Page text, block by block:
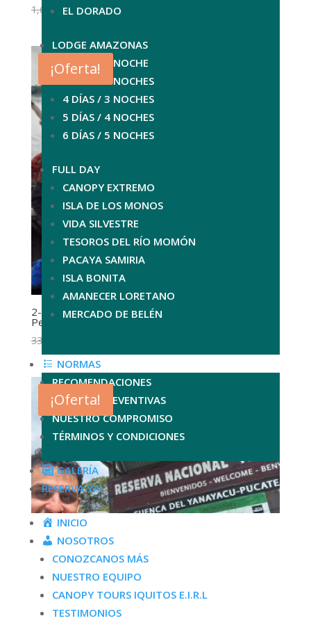
EL DORADO
LODGE AMAZONAS
2 DÍAS / 1 NOCHE
3 DÍAS / 2 NOCHES
4 DÍAS / 3 NOCHES
5 DÍAS / 4 NOCHES
6 DÍAS / 5 NOCHES
FULL DAY
CANOPY EXTREMO
ISLA DE LOS MONOS
VIDA SILVESTRE
TESOROS DEL RÍO MOMÓN
PACAYA SAMIRIA
ISLA BONITA
AMANECER LORETANO
MERCADO DE BELÉN
NORMAS
RECOMENDACIONES
MEDIDAS PREVENTIVAS
NUESTRO COMPROMISO
TÉRMINOS Y CONDICIONES
GALERÍA
RESERVA YA!
INICIO
NOSOTROS
CONOZCANOS MÁS
NUESTRO EQUIPO
CANOPY TOURS IQUITOS E.I.R.L
TESTIMONIOS
1,680.00$ El
original
era:
1,680.00$.
1,260.00$
actual
¡Oferta!
2-Day Pacaya Samiria Tour | Amazon Adventure
Peru
336.00
precio
original
era:
336.00$.
precio
actual
es:
252.00$.
¡Oferta!